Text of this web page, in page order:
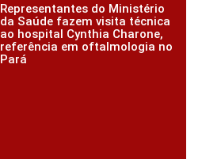
Representantes do Ministério
da Saúde fazem visita técnica
ao hospital Cynthia Charone,
referência em oftalmologia no
Pará